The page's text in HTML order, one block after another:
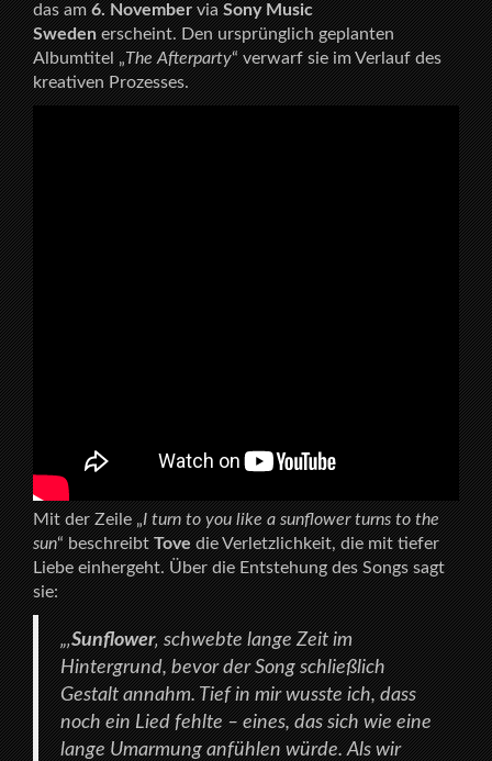
das am6. NovemberviaSony Music
Swedenerscheint. Den ursprünglich geplanten
Albumtitel „The Afterparty“ verwarf sie im Verlauf des
kreativen Prozesses.
Mit der Zeile „I turn to you like a sunflower turns to the
sun“ beschreibtTovedie Verletzlichkeit, die mit tiefer
Liebe einhergeht. Über die Entstehung des Songs sagt
sie:
„‚Sunflower‚ schwebte lange Zeit im
Hintergrund, bevor der Song schließlich
Gestalt annahm. Tief in mir wusste ich, dass
noch ein Lied fehlte – eines, das sich wie eine
lange Umarmung anfühlen würde. Als wir